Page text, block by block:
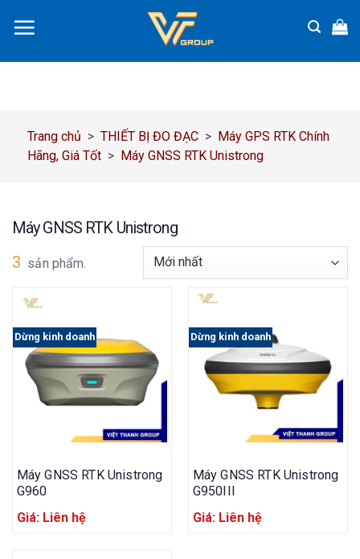
đến
dung
Trang chủ > THIẾT BỊ ĐO ĐẠC > Máy GPS RTK Chính
Hãng, Giá Tốt > Máy GNSS RTK Unistrong
Máy GNSS RTK Unistrong
3 sản phẩm.
Dừng kinh doanh
Máy GNSS RTK Unistrong
G960
Giá: Liên hệ
Dừng kinh doanh
Máy GNSS RTK Unistrong
G950III
Giá: Liên hệ